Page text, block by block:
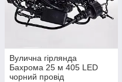
Вулична гірлянда
Бахрома 25 м 405 LED
чорний провід